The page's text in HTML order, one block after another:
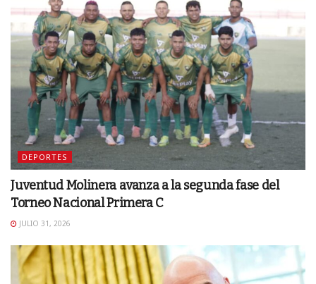
DEPORTES
Juventud Molinera avanza a la segunda fase del
Torneo Nacional Primera C
JULIO 31, 2026